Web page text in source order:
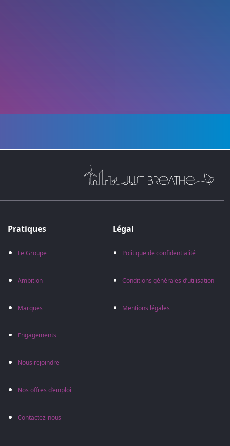
Pratiques
Le Groupe
Ambition
Marques
Engagements
Nous rejoindre
Nos offres d’emploi
Contactez-nous
Légal
Politique de confidentialité
Conditions générales d’utilisation
Mentions légales